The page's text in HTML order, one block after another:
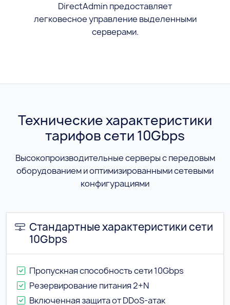
DirectAdmin предоставляет
легковесное управление выделенными
серверами.
Технические характеристики
тарифов сети 10Gbps
Высокопроизводительные серверы с передовым
оборудованием и оптимизированными сетевыми
конфигурациями
Стандартные характеристики сети
10Gbps
Пропускная способность сети 10Gbps
Резервирование питания 2+N
Включенная защита от DDoS-атак